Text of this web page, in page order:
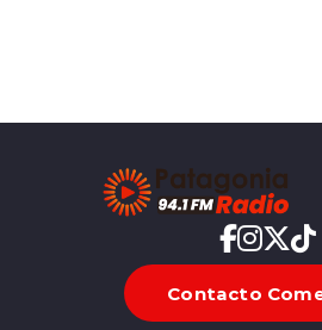
Contacto